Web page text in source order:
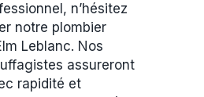
n’hésitez
notre plombier
Leblanc. Nos
assureront
rapidité et